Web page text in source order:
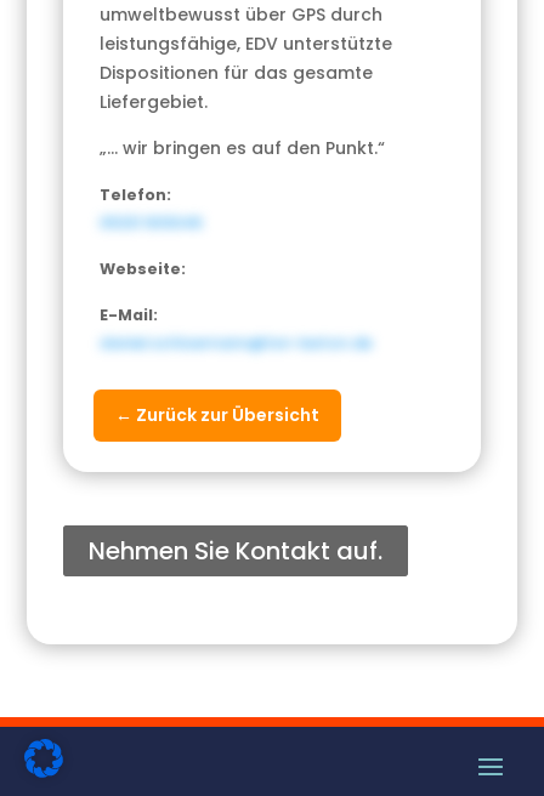
umweltbewusst über GPS durch
leistungsfähige, EDV unterstützte
Dispositionen für das gesamte
Liefergebiet.
„… wir bringen es auf den Punkt.“
Telefon:
05331 909346
Webseite:
E-Mail:
daniel.schloemann@tsn-beton.de
← Zurück zur Übersicht
Nehmen Sie Kontakt auf.